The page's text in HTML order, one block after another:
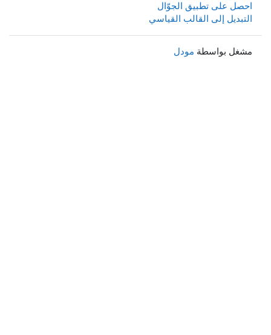
احصل على تطبيق الجوّال
التبديل إلى القالب القياسي
مشغل بواسطة مودل